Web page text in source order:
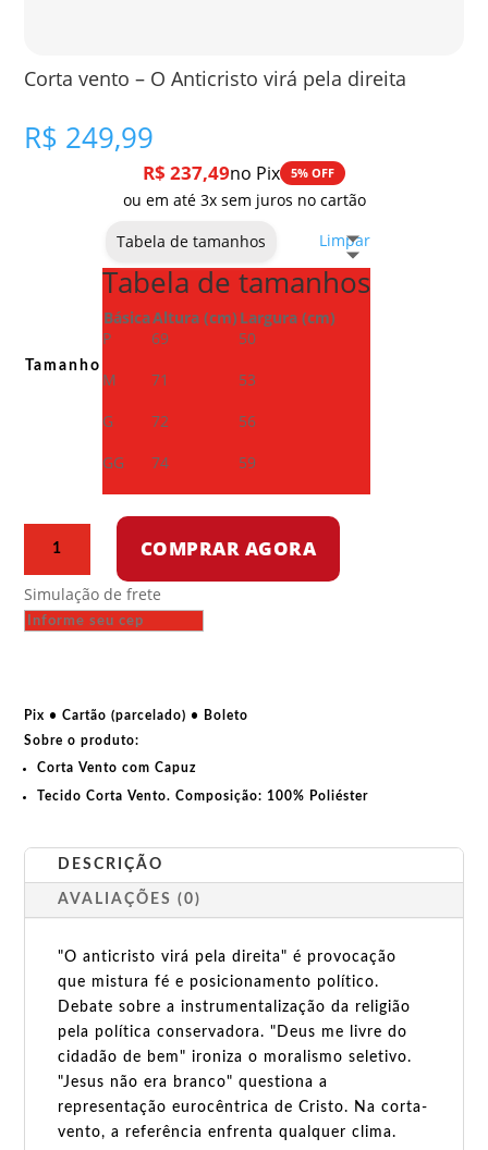
Corta vento – O Anticristo virá pela direita
R$ 249,99
R$ 237,49no Pix 5% OFF
ou em até 3x sem juros no cartão
Tamanho
Limpar
Tabela de tamanhos
Tabela de tamanhos
BásicaAltura (cm) Largura (cm)
P
69
50
M
71
53
G
72
56
GG
74 59
O
Anticristo
direita
quantidade
COMPRAR AGORA
Simulação de frete
Pix • Cartão (parcelado) • Boleto
Sobre o produto:
Corta Vento com Capuz
Tecido Corta Vento. Composição: 100% Poliéster
DESCRIÇÃO
AVALIAÇÕES (0)
"O anticristo virá pela direita" é provocação
que mistura fé e posicionamento político.
Debate sobre a instrumentalização da religião
pela política conservadora. "Deus me livre do
cidadão de bem" ironiza o moralismo seletivo.
"Jesus não era branco" questiona a
representação eurocêntrica de Cristo. Na corta-
vento, a referência enfrenta qualquer clima.